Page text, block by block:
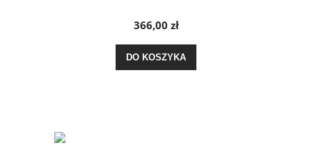
366,00 zł
DO KOSZYKA